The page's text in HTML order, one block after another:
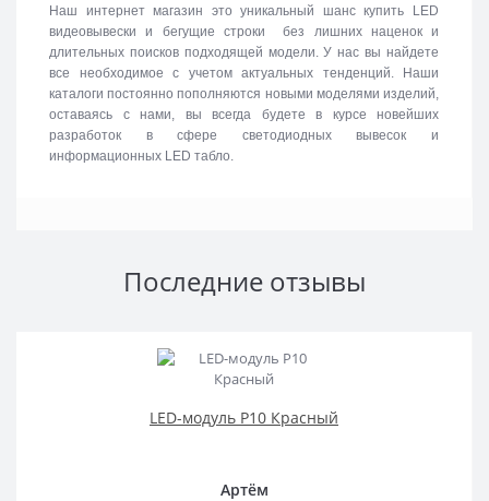
Наш интернет магазин это уникальный шанс купить LED
видеовывески и бегущие строки без лишних наценок и
длительных поисков подходящей модели. У нас вы найдете
все необходимое с учетом актуальных тенденций. Наши
каталоги постоянно пополняются новыми моделями изделий,
оставаясь с нами, вы всегда будете в курсе новейших
разработок в сфере светодиодных вывесок и
информационных LED табло.
Последние отзывы
LED-модуль P10 Красный
Артём